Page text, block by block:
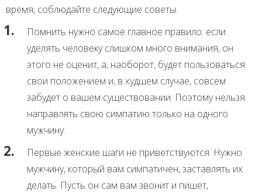
время, соблюдайте следующие советы.
Помнить нужно самое главное правило: если
уделять человеку слишком много внимания, он
этого не оценит, а, наоборот, будет пользоваться
свои положением и, в худшем случае, совсем
забудет о вашем существовании. Поэтому нельзя
направлять свою симпатию только на одного
мужчину.
Первые женские шаги не приветствуются. Нужно
мужчину, который вам симпатичен, заставлять их
делать. Пусть он сам вам звонит и пишет,